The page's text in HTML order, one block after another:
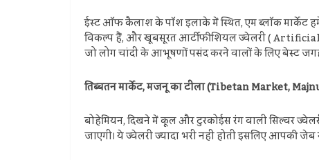
ईस्ट ऑफ कैलाश के पॉश इलाके में स्थित, एम ब्लॉक मार्केट
विकल्प हैं, और खूबसूरत आर्टीफीशियल ज्‍वेलरी ( Artificial
जो लोग चांदी के आभूषणों पसंद करने वालों के लिए बेस्ट
तिब्बतन मार्केट, मजनू का टीला (Tibetan Market,
बोहेमियन, दिखने में कूल और टुरकोईस रंग वाली सिल्वर
जाएगी। ये ज्वेलरी ज्यादा भरी नहीं होती इसलिए आपकी